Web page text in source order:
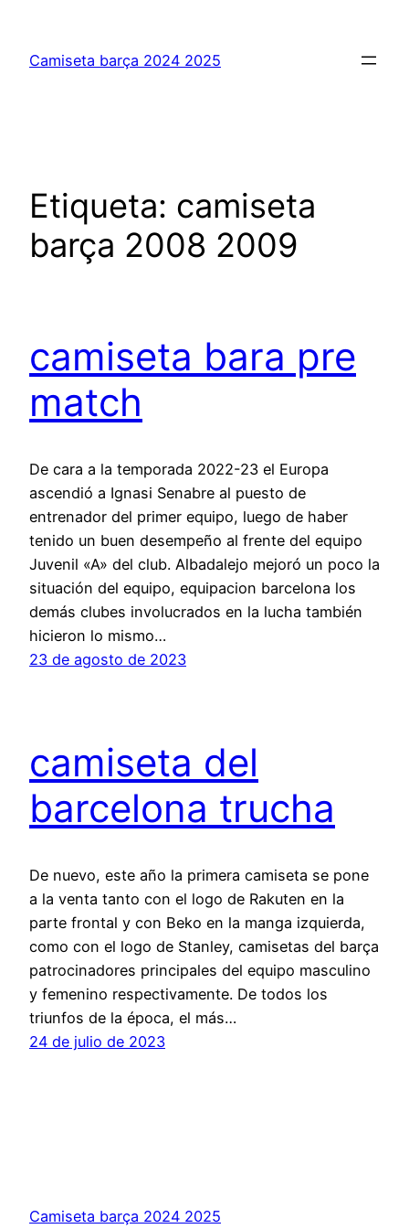
contenido
Camiseta barça 2024 2025
Etiqueta: camiseta
barça 2008 2009
camiseta bara pre
match
De cara a la temporada 2022-23 el Europa
ascendió a Ignasi Senabre al puesto de
entrenador del primer equipo, luego de haber
tenido un buen desempeño al frente del equipo
Juvenil «A» del club. Albadalejo mejoró un poco la
situación del equipo, equipacion barcelona los
demás clubes involucrados en la lucha también
hicieron lo mismo…
23 de agosto de 2023
camiseta del
barcelona trucha
De nuevo, este año la primera camiseta se pone
a la venta tanto con el logo de Rakuten en la
parte frontal y con Beko en la manga izquierda,
como con el logo de Stanley, camisetas del barça
patrocinadores principales del equipo masculino
y femenino respectivamente. De todos los
triunfos de la época, el más…
24 de julio de 2023
Camiseta barça 2024 2025